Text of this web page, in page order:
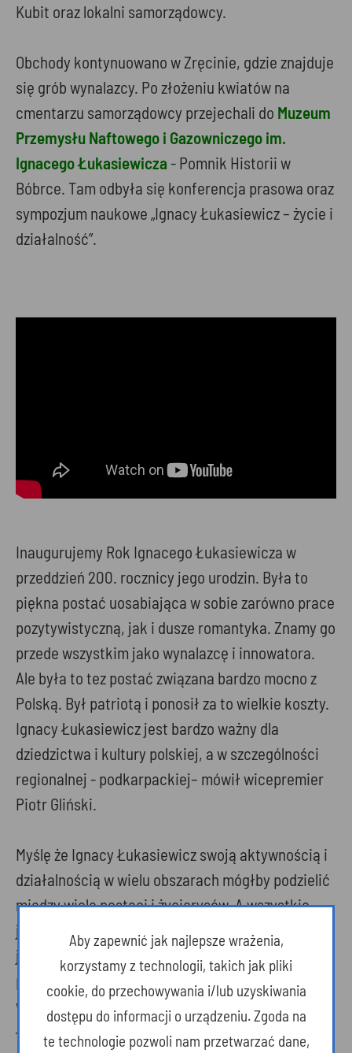
Kubit oraz lokalni samorządowcy.
Obchody kontynuowano w Zręcinie, gdzie znajduje
się grób wynalazcy. Po złożeniu kwiatów na
cmentarzu samorządowcy przejechali do Muzeum
Przemysłu Naftowego i Gazowniczego im.
Ignacego Łukasiewicza - Pomnik Historii w
Bóbrce. Tam odbyła się konferencja prasowa oraz
sympozjum naukowe „Ignacy Łukasiewicz – życie i
działalność”.
Inaugurujemy Rok Ignacego Łukasiewicza w
przeddzień 200. rocznicy jego urodzin. Była to
piękna postać uosabiająca w sobie zarówno prace
pozytywistyczną, jak i dusze romantyka. Znamy go
przede wszystkim jako wynalazcę i innowatora.
Ale była to tez postać związana bardzo mocno z
Polską. Był patriotą i ponosił za to wielkie koszty.
Ignacy Łukasiewicz jest bardzo ważny dla
dziedzictwa i kultury polskiej, a w szczególności
regionalnej - podkarpackiej– mówił wicepremier
Piotr Gliński.
Myślę że Ignacy Łukasiewicz swoją aktywnością i
działalnością w wielu obszarach mógłby podzielić
między wiele postaci i życiorysów. A wszystkie
jego dokonania przypisywane są jednej osobie,
jako wynalazcy, innowatora, twórcy, wielkiego
patrioty. Przygotowaliśmy w tym roku wiele
wydarzeń i uroczystości związanych z Ignacym
Łukasiewiczem. Chcemy pokazać światu, ze
Aby zapewnić jak najlepsze wrażenia,
korzystamy z technologii, takich jak pliki
cookie, do przechowywania i/lub uzyskiwania
dostępu do informacji o urządzeniu. Zgoda na
te technologie pozwoli nam przetwarzać dane,